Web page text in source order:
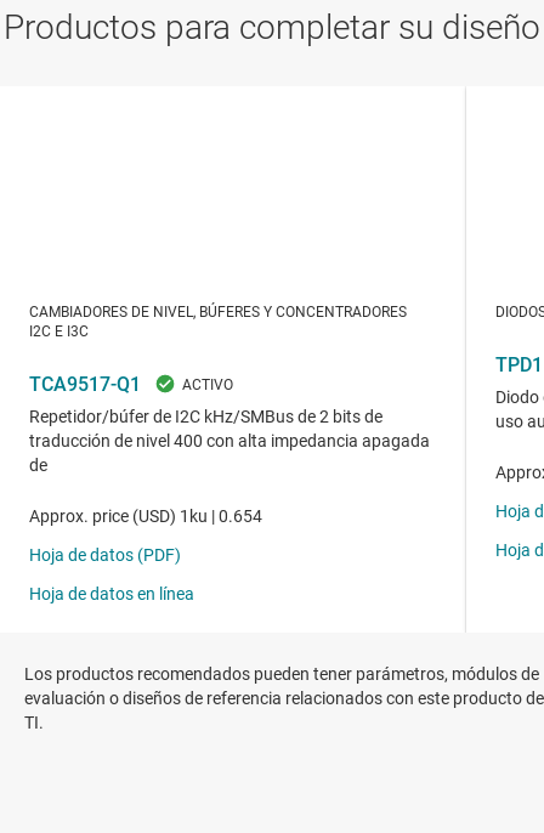
Los productos recomendados pueden tener parámetros, módulos de
evaluación o diseños de referencia relacionados con este producto de
TI.